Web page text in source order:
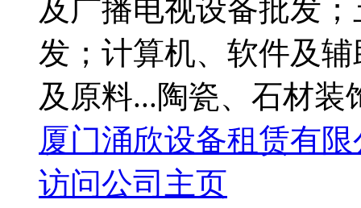
及广播电视设备批发
发；计算机、软件及
及原料...陶瓷、石材装
厦门涌欣设备租赁有
访问公司主页